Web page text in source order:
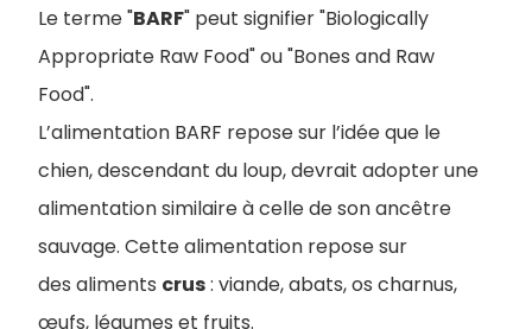
Le terme "BARF" peut signifier "Biologically
Appropriate Raw Food" ou "Bones and Raw
Food".
L’alimentation BARF repose sur l’idée que le
chien, descendant du loup, devrait adopter une
alimentation similaire à celle de son ancêtre
sauvage. Cette alimentation repose sur
des aliments crus: viande, abats, os charnus,
œufs, légumes et fruits.